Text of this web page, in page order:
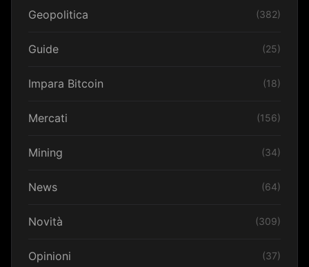
Geopolitica (382)
Guide (25)
Impara Bitcoin (18)
Mercati (156)
Mining (34)
News (64)
Novità (309)
Opinioni (37)